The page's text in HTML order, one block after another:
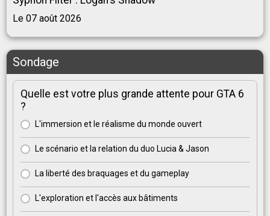
Le 07 août 2026
Sondage
Quelle est votre plus grande attente pour GTA 6
?
L'immersion et le réalisme du monde ouvert
Le scénario et la relation du duo Lucia & Jason
La liberté des braquages et du gameplay
L'exploration et l'accès aux bâtiments